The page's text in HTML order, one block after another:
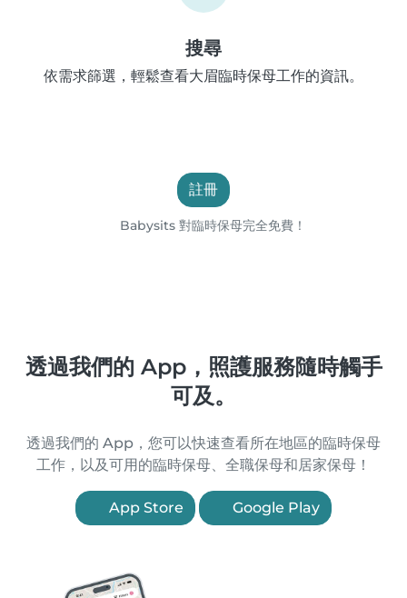
搜尋
依需求篩選，輕鬆查看大眉臨時保母工作的資訊。
註冊
Babysits 對臨時保母完全免費！
透過我們的 App，照護服務隨時觸手
可及。
透過我們的 App，您可以快速查看所在地區的臨時保母
工作，以及可用的臨時保母、全職保母和居家保母！
App Store Google Play